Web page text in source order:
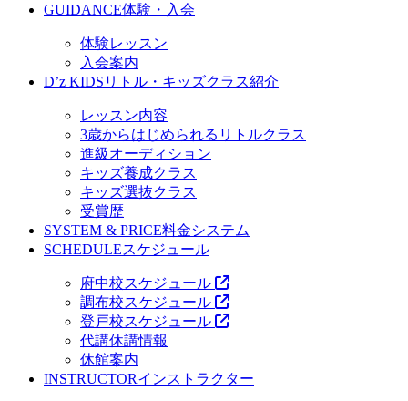
GUIDANCE体験・入会
体験レッスン
入会案内
D’z KIDS リトル・キッズクラス紹介
レッスン内容
3歳からはじめられるリトルクラス
進級オーディション
キッズ養成クラス
キッズ選抜クラス
受賞歴
SYSTEM & PRICE料金システム
SCHEDULEスケジュール
府中校スケジュール
調布校スケジュール
登戸校スケジュール
代講休講情報
休館案内
INSTRUCTORインストラクター